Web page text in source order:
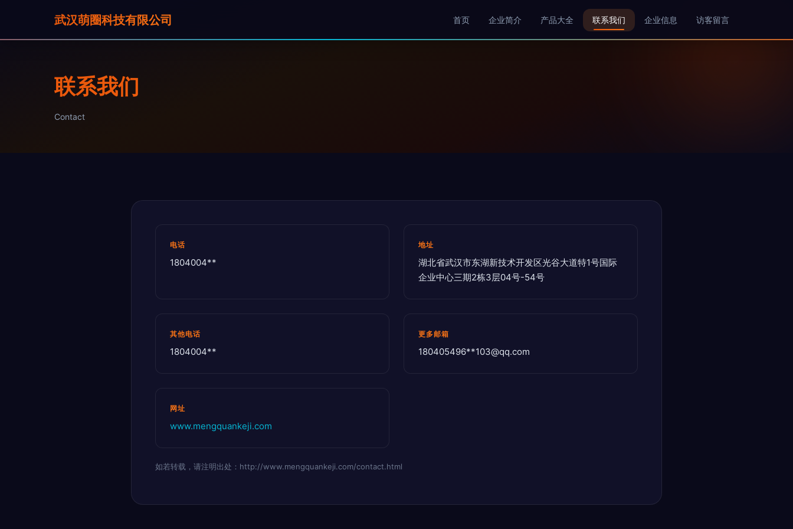
武汉萌圈科技有限公司 首页 企业简介 产品大全 联系我们 企业信息 访客留言
联系我们
Contact
电话
1804004**
地址
湖北省武汉市东湖新技术开发区光谷大道特1号国际
企业中心三期2栋3层04号-54号
其他电话
1804004**
更多邮箱
180405496**103@qq.com
网址
www.mengquankeji.com
如若转载，请注明出处：http://www.mengquankeji.com/contact.html